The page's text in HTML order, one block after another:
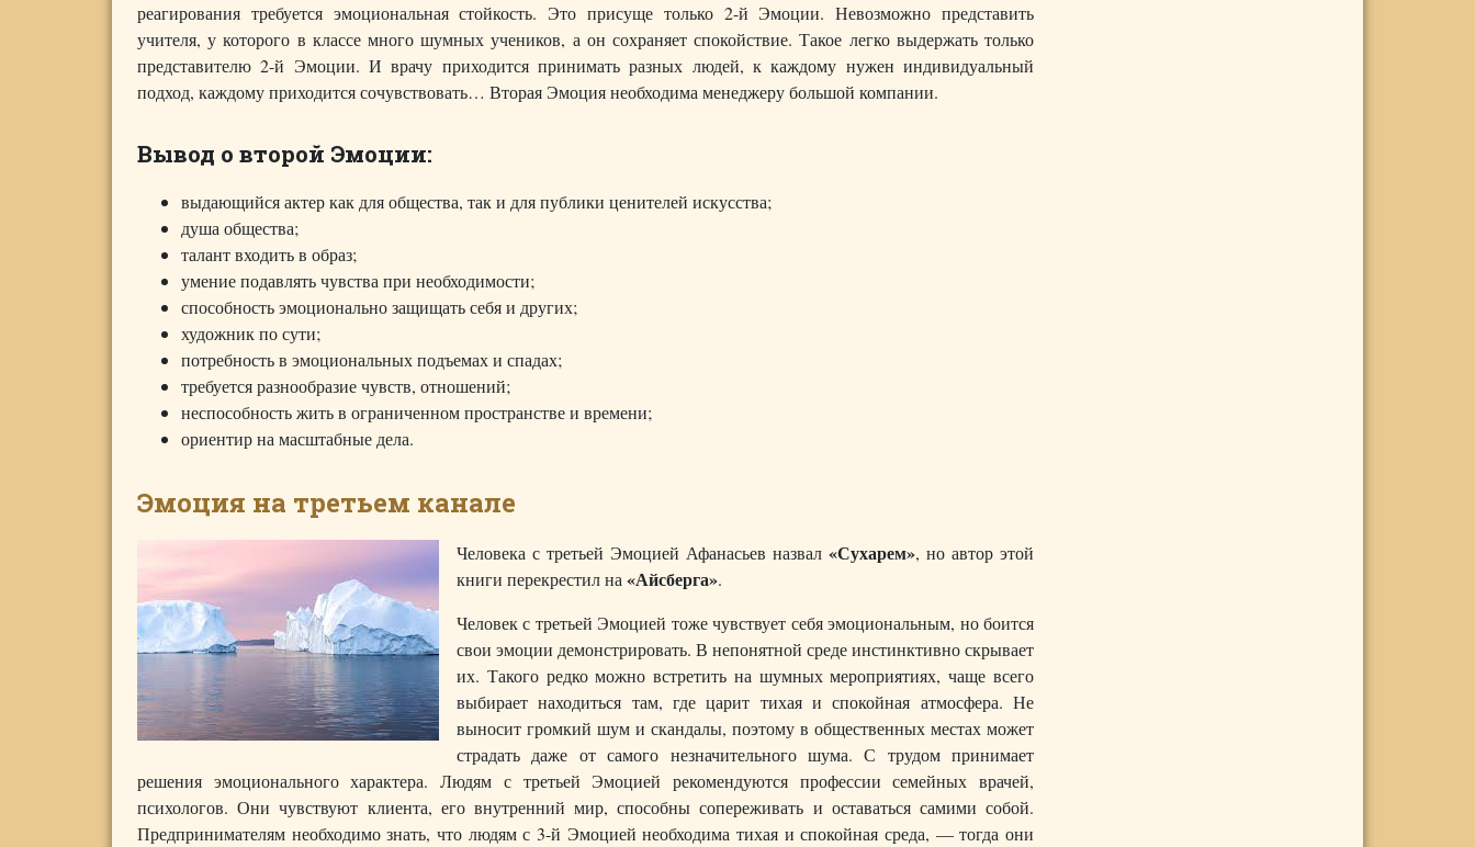
реагирования требуется эмоциональная стойкость. Это присуще только 2-й Эмоции. Невозможно представить
учителя, у которого в классе много шумных учеников, а он сохраняет спокойствие. Такое легко выдержать только
представителю 2-й Эмоции. И врачу приходится принимать разных людей, к каждому нужен индивидуальный
подход, каждому приходится сочувствовать… Вторая Эмоция необходима менеджеру большой компании.
Вывод о второй Эмоции:
выдающийся актер как для общества, так и для публики ценителей искусства;
душа общества;
талант входить в образ;
умение подавлять чувства при необходимости;
способность эмоционально защищать себя и других;
художник по сути;
потребность в эмоциональных подъемах и спадах;
требуется разнообразие чувств, отношений;
неспособность жить в ограниченном пространстве и времени;
ориентир на масштабные дела.
Эмоция на третьем канале
Человека с третьей Эмоцией Афанасьев назвал «Сухарем», но автор этой
книги перекрестил на«Айсберга».
Человек с третьей Эмоцией тоже чувствует себя эмоциональным, но боится
свои эмоции демонстрировать. В непонятной среде инстинктивно скрывает
их. Такого редко можно встретить на шумных мероприятиях, чаще всего
выбирает находиться там, где царит тихая и спокойная атмосфера. Не
выносит громкий шум и скандалы, поэтому в общественных местах может
страдать даже от самого незначительного шума. С трудом принимает
решения эмоционального характера. Людям с третьей Эмоцией рекомендуются профессии семейных врачей,
психологов. Они чувствуют клиента, его внутренний мир, способны сопереживать и оставаться самими собой.
Предпринимателям необходимо знать, что людям с 3-й Эмоцией необходима тихая и спокойная среда, — тогда они